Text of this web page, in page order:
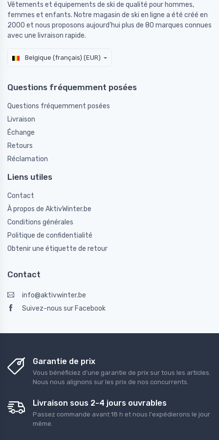
Vêtements et équipements de ski de qualité pour hommes,
femmes et enfants. Notre magasin de ski en ligne a été créé en
2000 et nous proposons aujourd'hui plus de 80 marques connues
avec une livraison rapide.
Belgique (français) (EUR)
Questions fréquemment posées
Questions fréquemment posées
Livraison
Échange
Retours
Réclamation
Liens utiles
Contact
À propos de AktivWinter.be
Conditions générales
Politique de confidentialité
Obtenir une étiquette de retour
Contact
info@aktivwinter.be
Suivez-nous sur Facebook
Garantie de prix
Vous bénéficiez d'une garantie de prix sur tous les articles.
Nous nous alignons sur les prix de nos concurrents.
Livraison sous 2-4 jours ouvrables
Passez commande avant 18 h et nous l'expédierons le jour
même.